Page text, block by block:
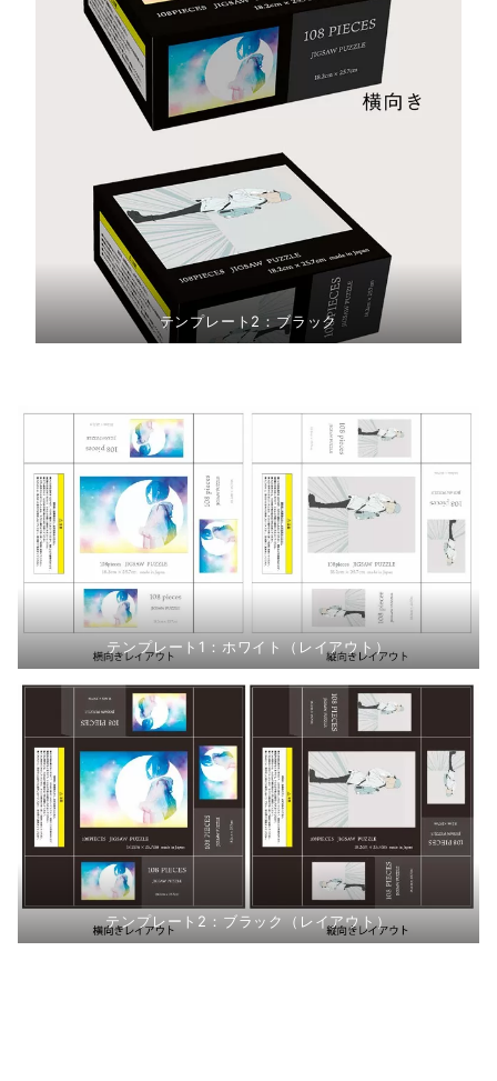
テンプレート2：ブラック
テンプレート1：ホワイト（レイアウト）
テンプレート2：ブラック（レイアウト）